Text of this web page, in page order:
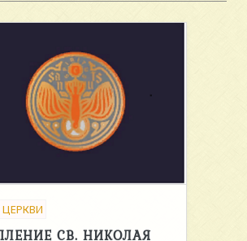
ЦЕРКВИ
СВ. НИКОЛАЯ